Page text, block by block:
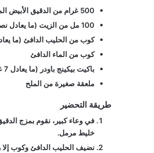
500 غرام من الدقيق الأبيض المنخول
100 مل من الزيت (ما يعادل نصف كوب)
كوب من الحليب الدافئ (ما يعادل 175
كوب من الماء الدافئ
باكيت بيكينج باودر (ما يعادل 7 غرامات – خميرة الحلويات)
ملعقة صغيرة من الملح
طريقة التحضير
في وعاء كبير، نقوم بمزج
خليط مرمل.
نضيف الحليب الدافئ وكوب إلا